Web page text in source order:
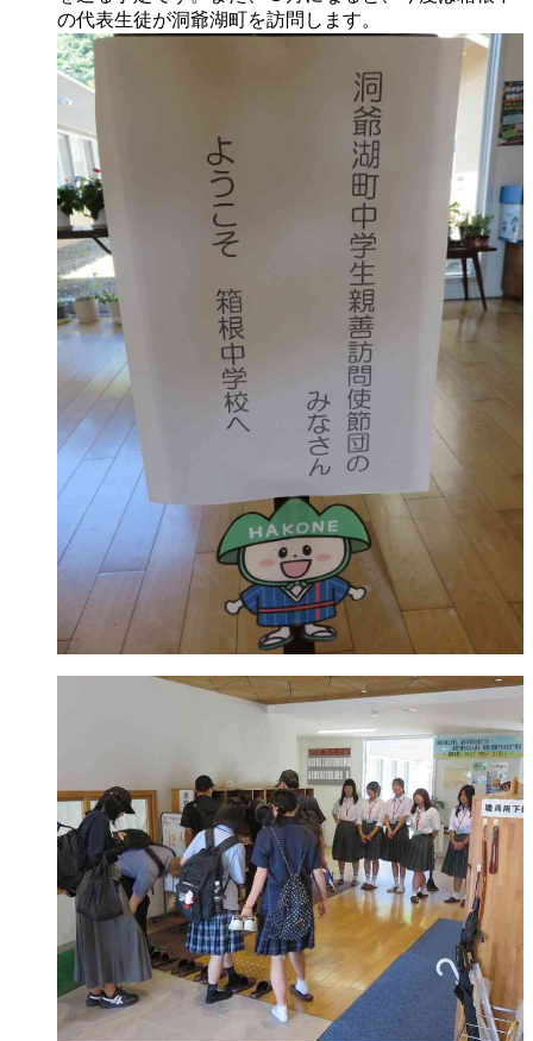
の代表生徒が洞爺湖町を訪問します。